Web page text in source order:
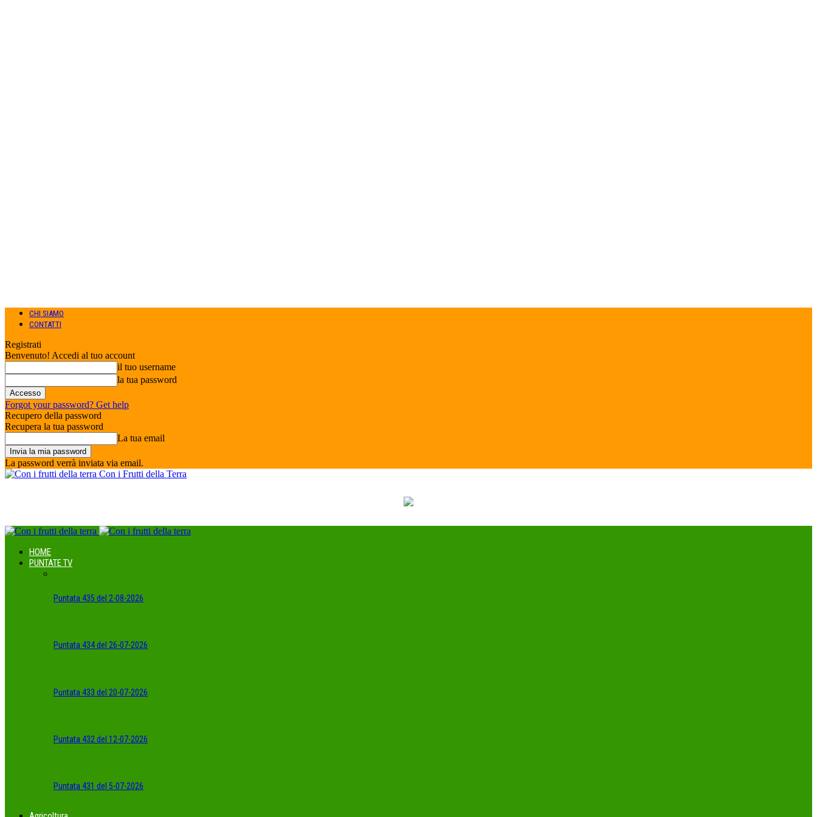
CHI SIAMO
CONTATTI
Registrati
Benvenuto! Accedi al tuo account
il tuo username
la tua password
Forgot your password? Get help
Recupero della password
Recupera la tua password
La tua email
La password verrà inviata via email.
Con i Frutti della Terra
HOME
PUNTATE TV
Puntata 435 del 2-08-2026
Puntata 434 del 26-07-2026
Puntata 433 del 20-07-2026
Puntata 432 del 12-07-2026
Puntata 431 del 5-07-2026